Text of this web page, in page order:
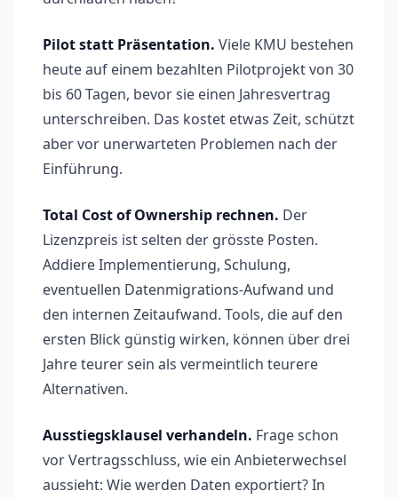
Pilot statt Präsentation. Viele KMU bestehen
heute auf einem bezahlten Pilotprojekt von 30
bis 60 Tagen, bevor sie einen Jahresvertrag
unterschreiben. Das kostet etwas Zeit, schützt
aber vor unerwarteten Problemen nach der
Einführung.
Total Cost of Ownership rechnen. Der
Lizenzpreis ist selten der grösste Posten.
Addiere Implementierung, Schulung,
eventuellen Datenmigrations-Aufwand und
den internen Zeitaufwand. Tools, die auf den
ersten Blick günstig wirken, können über drei
Jahre teurer sein als vermeintlich teurere
Alternativen.
Ausstiegsklausel verhandeln. Frage schon
vor Vertragsschluss, wie ein Anbieterwechsel
aussieht: Wie werden Daten exportiert? In